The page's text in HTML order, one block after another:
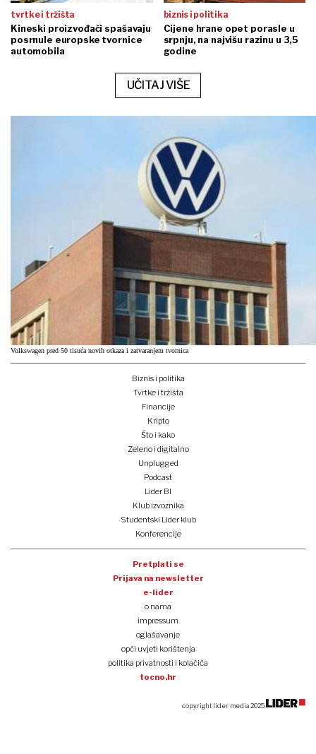
tvrtke i tržišta
Kineski proizvođači spašavaju
posrnule europske tvornice
automobila
biznis i politika
Cijene hrane opet porasle u
srpnju, na najvišu razinu u 3,5
godine
UČITAJ VIŠE
Volkswagen pred 50 tisuća novih otkaza i zatvaranjem tvornica
Biznis i politika
Tvrtke i tržišta
Financije
Kripto
Što i kako
Zeleno i digitalno
Unplugged
Podcast
Lider BI
Klub izvoznika
Studentski Lider klub
Konferencije
Pretplati se
Prijava na newsletter
e-lider
o nama
impressum
oglašavanje
opći uvjeti korištenja
politika privatnosti i kolačića
tocno.hr
copyright lider media 2025.